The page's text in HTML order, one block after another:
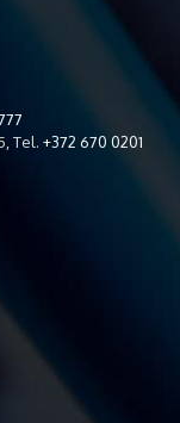
Tel. +372 670 0201